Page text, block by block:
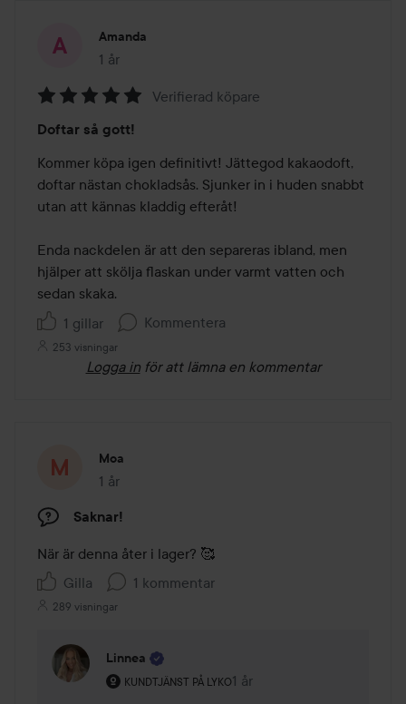
Amanda
1 år
Inlägget skapades 1 år
5
av
5
Verifierad köpare
Doftar så gott!
Kommer köpa igen definitivt! Jättegod kakaodoft,
doftar nästan chokladsås. Sjunker in i huden snabbt
utan att kännas kladdig efteråt!
Enda nackdelen är att den separeras ibland, men
hjälper att skölja flaskan under varmt vatten och
sedan skaka.
1 gillar
Kommentera
253 visningar
Logga in för att lämna en kommentar
Moa
1 år
Inlägget skapades 1 år
Saknar!
När är denna åter i lager? 🥰
Gilla
1 kommentar
289 visningar
Linnea
KUNDTJÄNST PÅ LYKO
Användarens roll: Kundtjänst på Lyko.
1 år
Kommentaren lades 1 år